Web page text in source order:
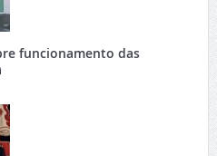
funcionamento das